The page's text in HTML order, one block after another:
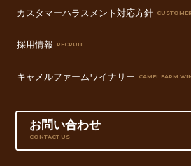
カスタマーハラスメント対応方針
採用情報 RECRUIT
キャメルファームワイナリー CAMEL FARM
お問い合わせ
CONTACT US